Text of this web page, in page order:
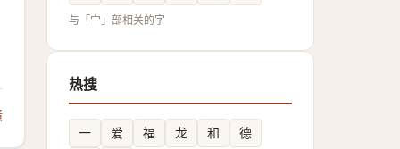
与「宀」部相关的字
热搜
一 爱 福 龙 和 德